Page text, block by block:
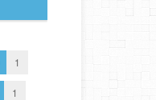
1
1